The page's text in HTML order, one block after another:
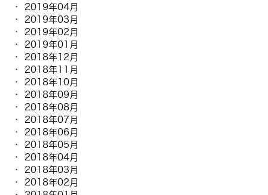
2019年04月
2019年03月
2019年02月
2019年01月
2018年12月
2018年11月
2018年10月
2018年09月
2018年08月
2018年07月
2018年06月
2018年05月
2018年04月
2018年03月
2018年02月